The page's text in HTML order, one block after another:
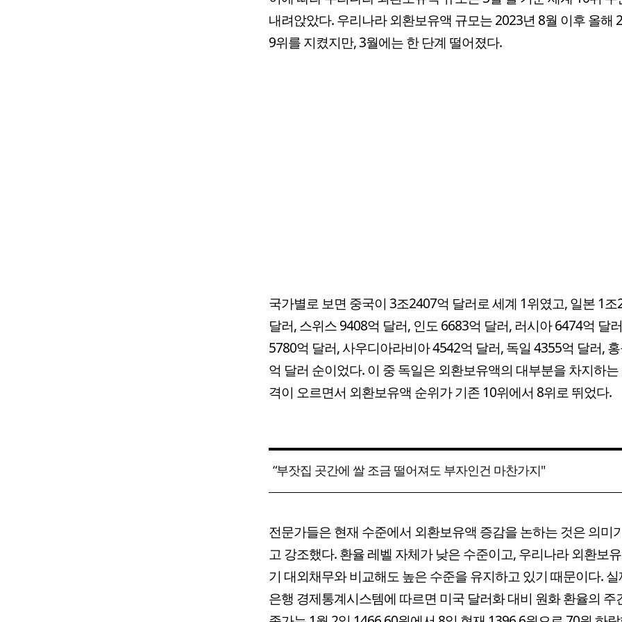
내려앉았다. 우리나라 외환보유액 규모는 2023년 8월 이후 올해
9위를 지켰지만, 3월에는 한 단계 떨어졌다.
국가별로 보면 중국이 3조2407억 달러로 세계 1위였고, 일본 1조
달러, 스위스 9408억 달러, 인도 6683억 달러, 러시아 6474억 달
5780억 달러, 사우디아라비아 4542억 달러, 독일 4355억 달러,
억 달러 순이었다. 이 중 독일은 외환보유액의 대부분을 차지하
격이 오르면서 외환보유액 순위가 기존 10위에서 8위로 뛰었다.
“부잣집 곳간에 쌀 조금 떨어져도 부자인건 마찬가지"
전문가들은 현재 수준에서 외환보유액 증감을 논하는 것은 의미
고 강조했다. 환율 레벨 자체가 낮은 수준이고, 우리나라 외환보
기 대외채무와 비교해도 높은 수준을 유지하고 있기 때문이다.
은행 경제통계시스템에 따르면 미국 달러화 대비 원화 환율의 주